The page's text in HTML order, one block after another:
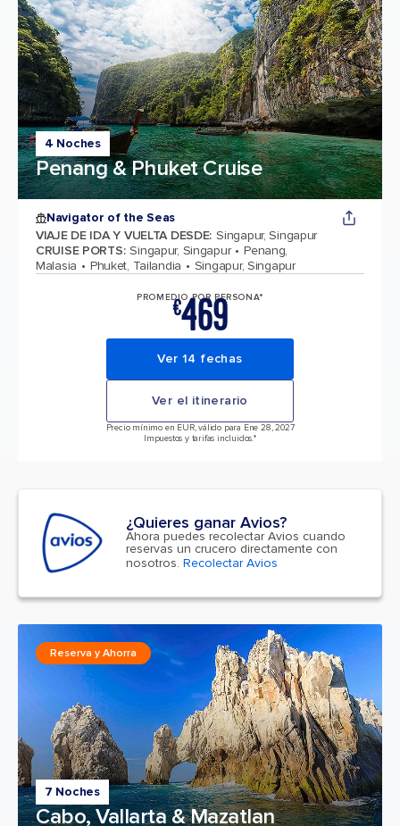
4 Noches
Penang & Phuket Cruise
Navigator of the Seas
VIAJE DE IDA Y VUELTA DESDE: Singapur, Singapur
CRUISE PORTS: Singapur, Singapur
Penang,
Malasia
Phuket, Tailandia Singapur, Singapur
PROMEDIO POR PERSONA*
€469
Ver 14 fechas
Ver el itinerario
Precio mínimo en EUR, válido para Ene 28, 2027
Impuestos y tarifas incluidos.*
¿Quieres ganar Avios?
Ahora puedes recolectar Avios cuando
reservas un crucero directamente con
nosotros. Recolectar Avios
7 Noches
Cabo, Vallarta & Mazatlan
Reserva y Ahorra